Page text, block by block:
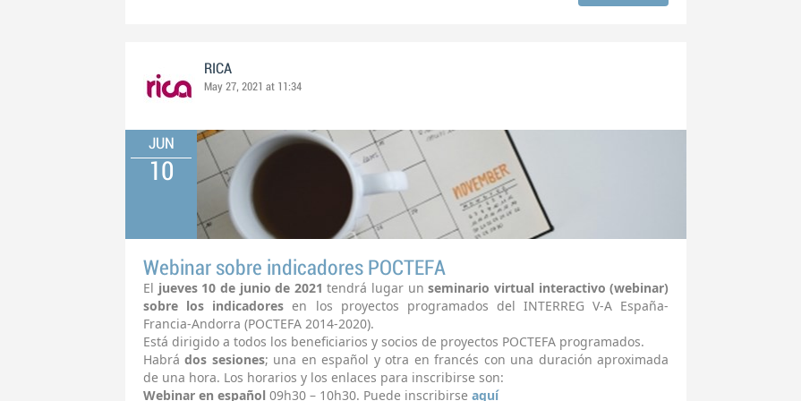
RICA
May 27, 2021 at 11:34
JUN
10
Webinar sobre indicadores POCTEFA
El jueves 10 de junio de 2021 tendrá lugar unseminario virtual interactivo (webinar)
sobre los indicadores en los proyectos programados del INTERREG V-A España-
Francia-Andorra (POCTEFA 2014-2020).
Está dirigido a todos los beneficiarios y socios de proyectos POCTEFA programados.
Habrádos sesiones; una en español y otra en francés con una duración aproximada
de una hora. Los horarios y los enlaces para inscribirse son:
Webinar en español 09h30 – 10h30. Puede inscribirse aquí